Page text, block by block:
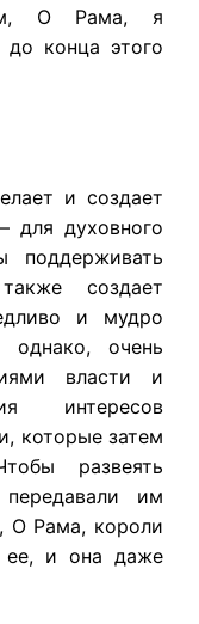
О Рама, я
конца этого
и создает
для духовного
поддерживать
создает
и мудро
однако, очень
власти и
интересов
которые затем
развеять
им
О Рама, короли
ее, и она даже